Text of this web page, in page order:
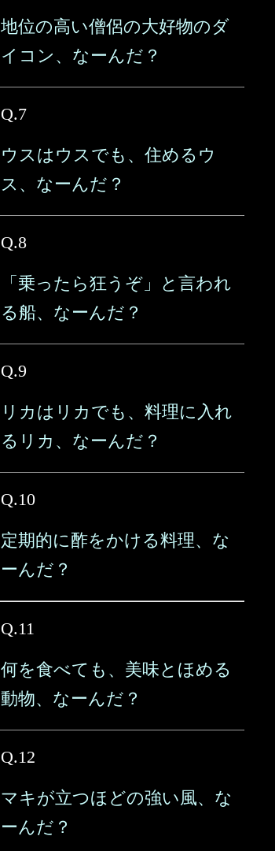
地位の高い僧侶の大好物のダ
イコン、なーんだ？
Q.7
ウスはウスでも、住めるウ
ス、なーんだ？
Q.8
「乗ったら狂うぞ」と言われ
る船、なーんだ？
Q.9
リカはリカでも、料理に入れ
るリカ、なーんだ？
Q.10
定期的に酢をかける料理、な
ーんだ？
Q.11
何を食べても、美味とほめる
動物、なーんだ？
Q.12
マキが立つほどの強い風、な
ーんだ？